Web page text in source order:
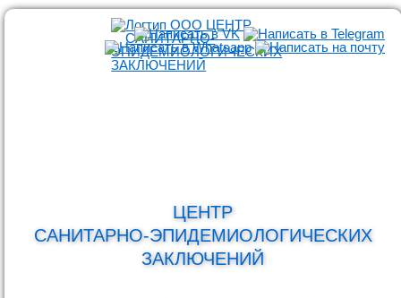
ЦЕНТР
САНИТАРНО-ЭПИДЕМИОЛОГИЧЕСКИХ
ЗАКЛЮЧЕНИЙ